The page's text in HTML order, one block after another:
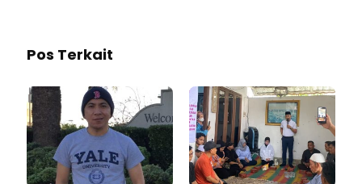
Pos Terkait